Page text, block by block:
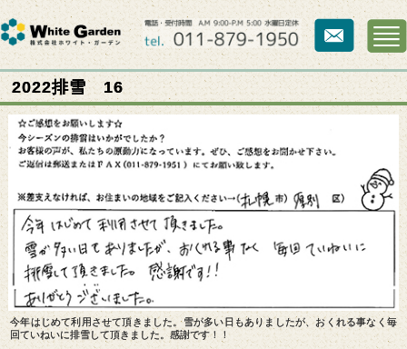
2022排雪 16
今年はじめて利用させて頂きました。雪が多い日もありましたが、おくれる事なく毎
回ていねいに排雪して頂きました。感謝です！！